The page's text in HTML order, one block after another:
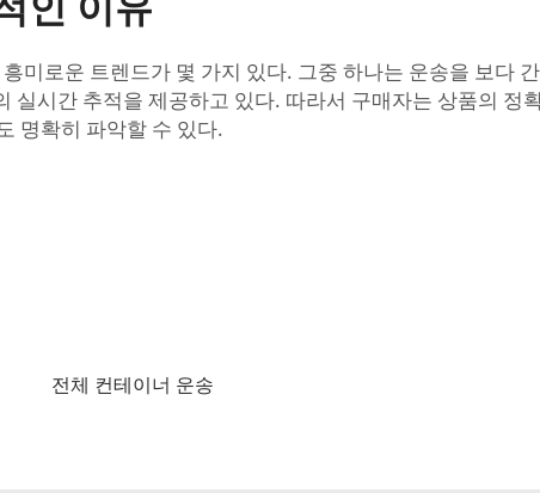
미로운 트렌드가 몇 가지 있다. 그중 하나는 운송을 보다
시간 추적을 제공하고 있다. 따라서 구매자는 상품의 정
명확히 파악할 수 있다.
전체 컨테이너 운송